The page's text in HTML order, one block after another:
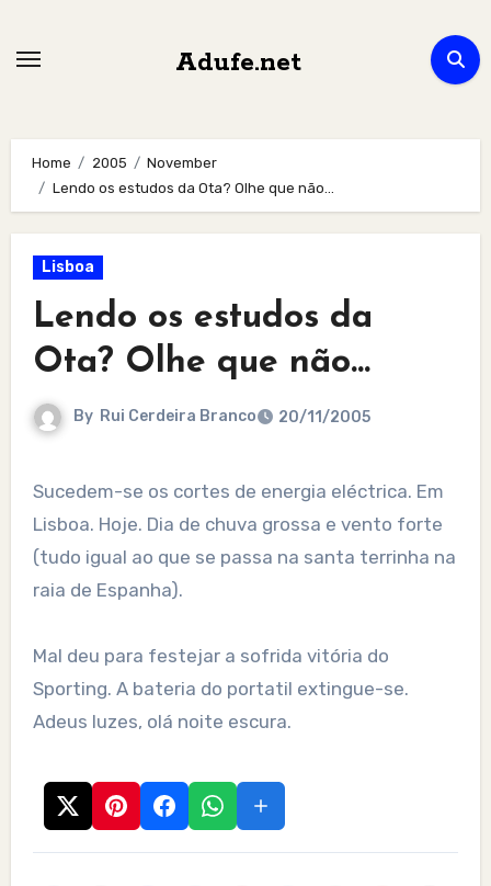
Adufe.net
Home 2005
November
Lendo os estudos da Ota? Olhe que não…
Lisboa
Lendo os estudos da
Ota? Olhe que não…
By Rui Cerdeira Branco 20/11/2005
Sucedem-se os cortes de energia eléctrica. Em
Lisboa. Hoje. Dia de chuva grossa e vento forte
(tudo igual ao que se passa na santa terrinha na
raia de Espanha).
Mal deu para festejar a sofrida vitória do
Sporting. A bateria do portatil extingue-se.
Adeus luzes, olá noite escura.